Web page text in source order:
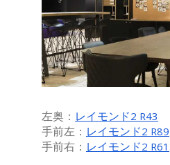
左奥： レイモンド2 R43
手前左： レイモンド2 R89
手前右： レイモンド2 R61